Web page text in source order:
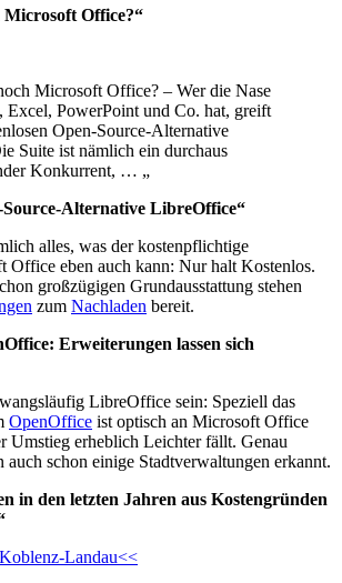
Office?“
Microsoft Office? – Wer die Nase
PowerPoint und Co. hat, greift
Open-Source-Alternative
Suite ist nämlich ein durchaus
Konkurrent, … „
Source-Alternative LibreOffice“
alles, was der kostenpflichtige
Office eben auch kann: Nur halt Kostenlos.
großzügigen Grundausstattung stehen
zum Nachladen bereit.
Erweiterungen lassen sich
LibreOffice sein: Speziell das
OpenOffice ist optisch an Microsoft Office
Umstieg erheblich Leichter fällt. Genau
auch schon einige Stadtverwaltungen erkannt.
in den letzten Jahren aus Kostengründen
Landau<<